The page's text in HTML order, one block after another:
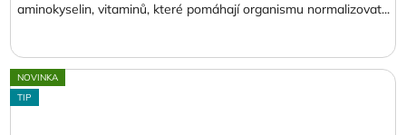
aminokyselin, vitaminů, které pomáhají organismu normalizovat...
NOVINKA
TIP